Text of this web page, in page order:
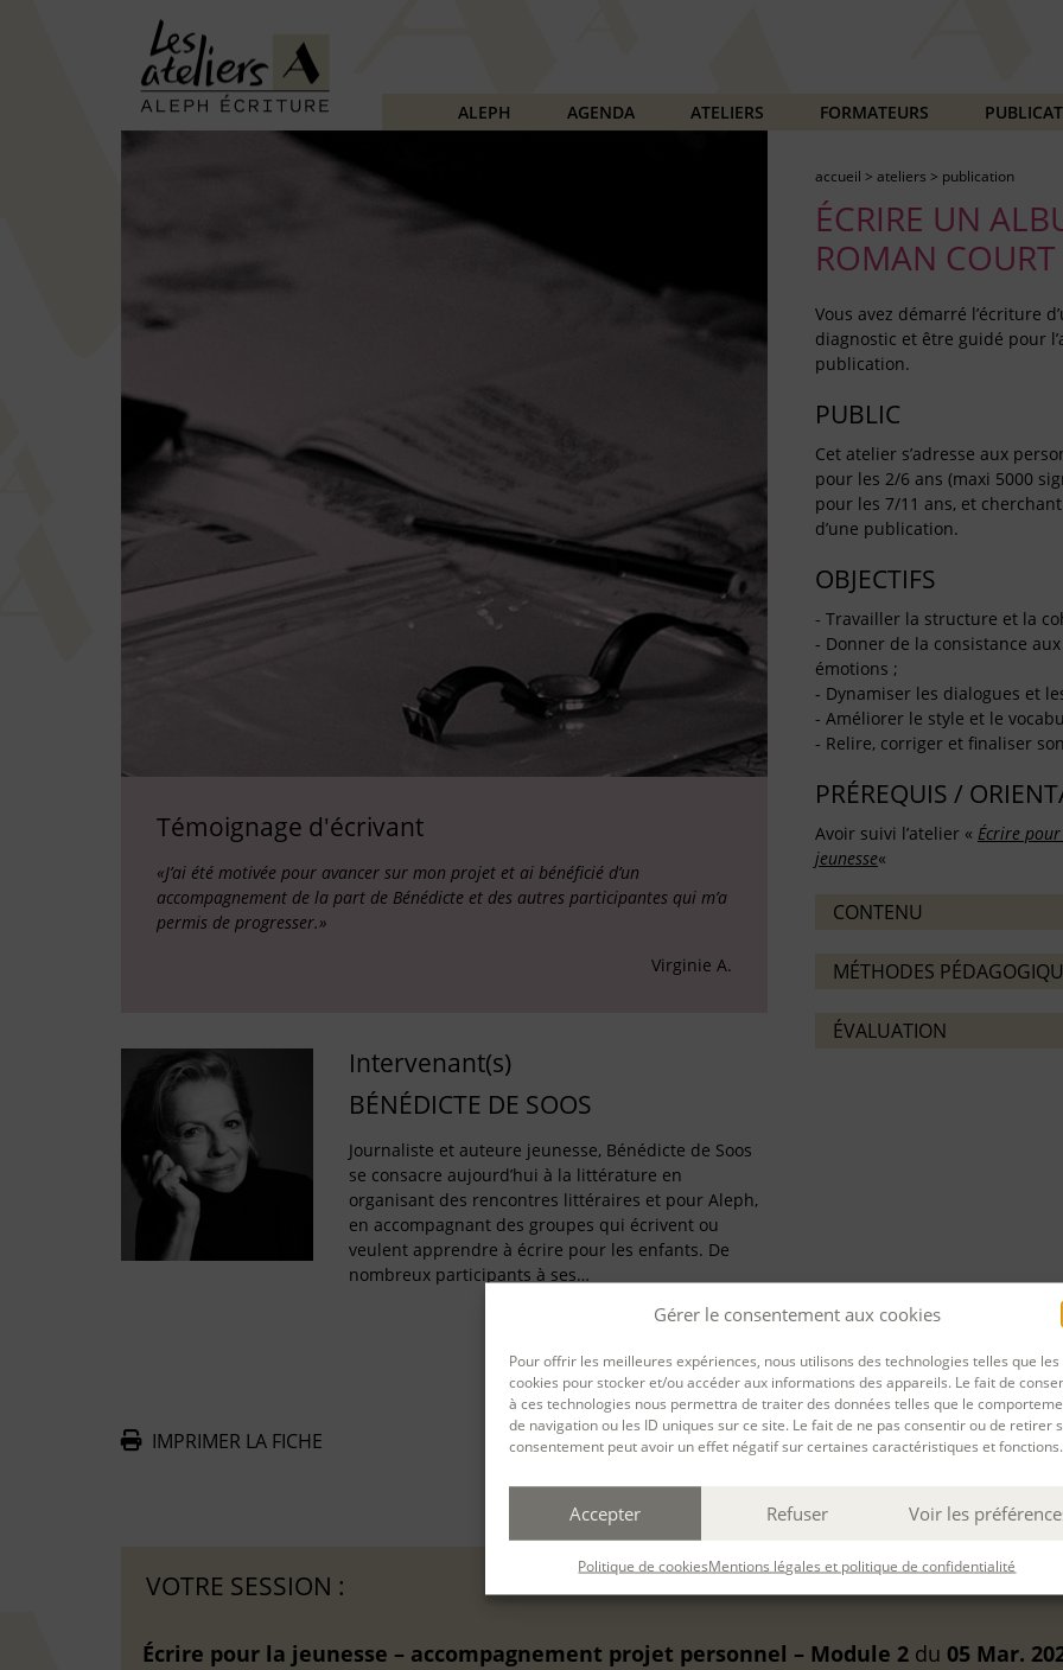
Gérer le consentement aux cookies
Pour offrir les meilleures expériences, nous utilisons des technologies telles que les
cookies pour stocker et/ou accéder aux informations des appareils. Le fait de
à ces technologies nous permettra de traiter des données telles que le
de navigation ou les ID uniques sur ce site. Le fait de ne pas consentir ou de retirer
consentement peut avoir un effet négatif sur certaines caractéristiques et fonctions.
Accepter Refuser Voir les
Politique de cookiesMentions légales et politique de confidentialité
ALEPH AGENDA ATELIERS FORMATEURS
Témoignage d'écrivant
«J’ai été motivée pour avancer sur mon projet et ai bénéficié d’un
accompagnement de la part de Bénédicte et des autres participantes qui m’a
permis de progresser.»
Virginie A.
Intervenant(s)
BÉNÉDICTE DE SOOS
Journaliste et auteure jeunesse, Bénédicte de Soos
se consacre aujourd’hui à la littérature en
organisant des rencontres littéraires et pour Aleph,
en accompagnant des groupes qui écrivent ou
veulent apprendre à écrire pour les enfants. De
nombreux participants à ses…
IMPRIMER LA FICHE
PARTAGER
accueil > ateliers > publication
ÉCRIRE UN
ROMAN COURT
Vous avez démarré l’écriture
diagnostic et être guidé pour
publication.
PUBLIC
Cet atelier s’adresse aux
pour les 2/6 ans (maxi 5000
pour les 7/11 ans, et
d’une publication.
OBJECTIFS
- Travailler la structure et la
- Donner de la consistance
émotions ;
- Dynamiser les dialogues et
- Améliorer le style et le
- Relire, corriger et finaliser
PRÉREQUIS /
Avoir suivi l’atelier « Écrire
jeunesse«
CONTENU
MÉTHODES
ÉVALUATION
VOTRE SESSION :
Écrire pour la jeunesse – accompagnement projet personnel – Module 2 du 05 Mar.